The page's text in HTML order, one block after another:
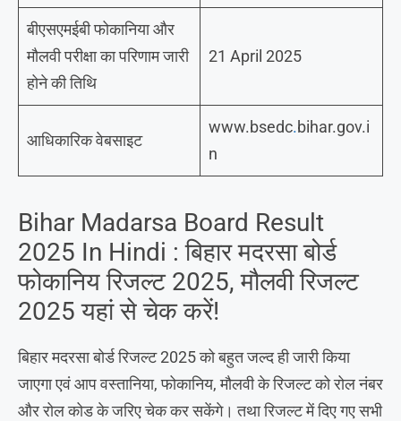
बीएसएमईबी फोकानिया और
मौलवी परीक्षा का परिणाम जारी
होने की तिथि
21 April 2025
आधिकारिक वेबसाइट
www.bsedc.bihar.gov.i
n
Bihar Madarsa Board Result
2025 In Hindi : बिहार मदरसा बोर्ड
फोकानिय रिजल्ट 2025, मौलवी रिजल्ट
2025 यहां से चेक करें!
बिहार मदरसा बोर्ड रिजल्ट 2025 को बहुत जल्द ही जारी किया
जाएगा एवं आप वस्तानिया, फोकानिय, मौलवी के रिजल्ट को रोल नंबर
और रोल कोड के जरिए चेक कर सकेंगे। तथा रिजल्ट में दिए गए सभी